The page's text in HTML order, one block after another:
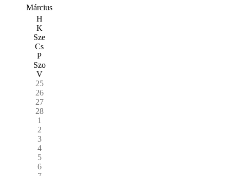
Március
H
K
Sze
Cs
P
Szo
V
25
26
27
28
1
2
3
4
5
6